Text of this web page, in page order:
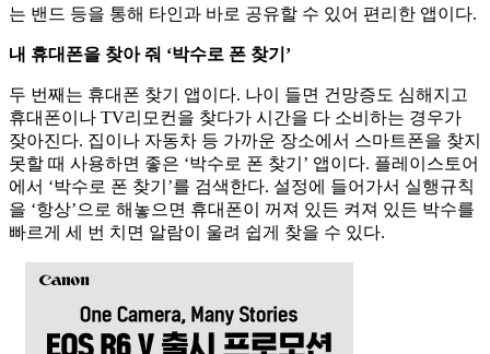
는 밴드 등을 통해 타인과 바로 공유할 수 있어 편리한 앱이다.
내 휴대폰을 찾아 줘 ‘박수로 폰 찾기’
두 번째는 휴대폰 찾기 앱이다. 나이 들면 건망증도 심해지고
휴대폰이나 TV리모컨을 찾다가 시간을 다 소비하는 경우가
잦아진다. 집이나 자동차 등 가까운 장소에서 스마트폰을 찾지
못할 때 사용하면 좋은 ‘박수로 폰 찾기’ 앱이다. 플레이스토어
에서 ‘박수로 폰 찾기’를 검색한다. 설정에 들어가서 실행규칙
을 ‘항상’으로 해놓으면 휴대폰이 꺼져 있든 켜져 있든 박수를
빠르게 세 번 치면 알람이 울려 쉽게 찾을 수 있다.